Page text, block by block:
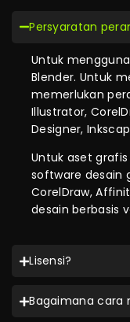
Persyaratan
Untuk
Blender. Untuk
memerlukan
Illustrator,
Designer,
Untuk aset
software desain
CorelDraw,
desain berbasis
Lisensi?
Bagaimana cara